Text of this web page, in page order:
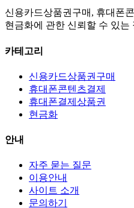
신용카드상품권구매, 휴대폰
현금화에 관한 신뢰할 수 있는
카테고리
신용카드상품권구매
휴대폰콘텐츠결제
휴대폰결제상품권
현금화
안내
자주 묻는 질문
이용안내
사이트 소개
문의하기